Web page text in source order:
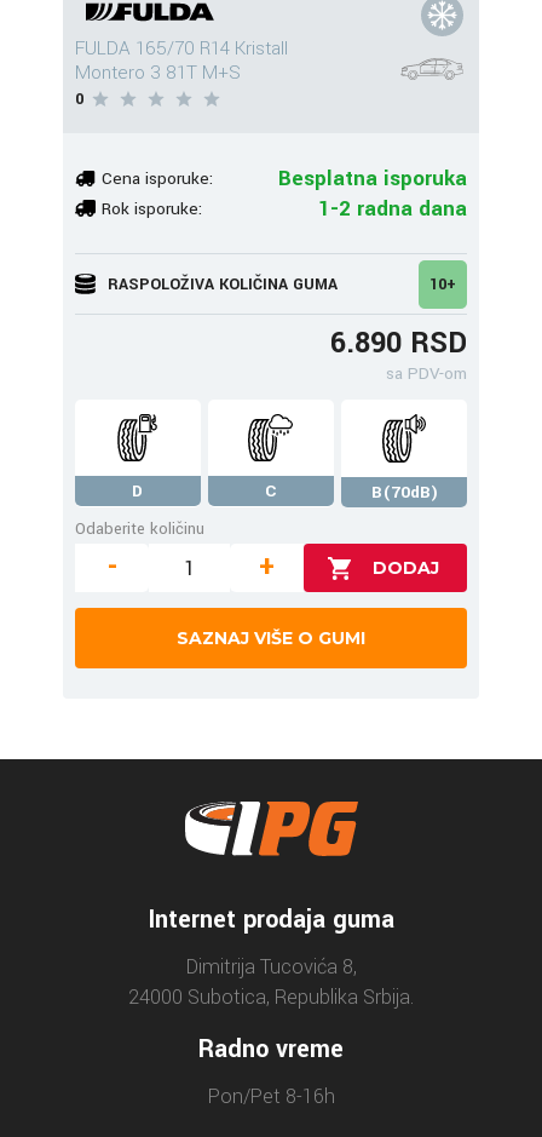
FULDA 165/70 R14 Kristall
Montero 3 81T M+S
0
Cena isporuke: Besplatna isporuka
Rok isporuke: 1-2 radna dana
RASPOLOŽIVA KOLIČINA GUMA 10+
6.890 RSD
sa PDV-om
D C
B(70dB)
Odaberite količinu
- +
SAZNAJ VIŠE O GUMI
Internet prodaja guma
Dimitrija Tucovića 8,
24000 Subotica, Republika Srbija.
Radno vreme
Pon/Pet 8-16h